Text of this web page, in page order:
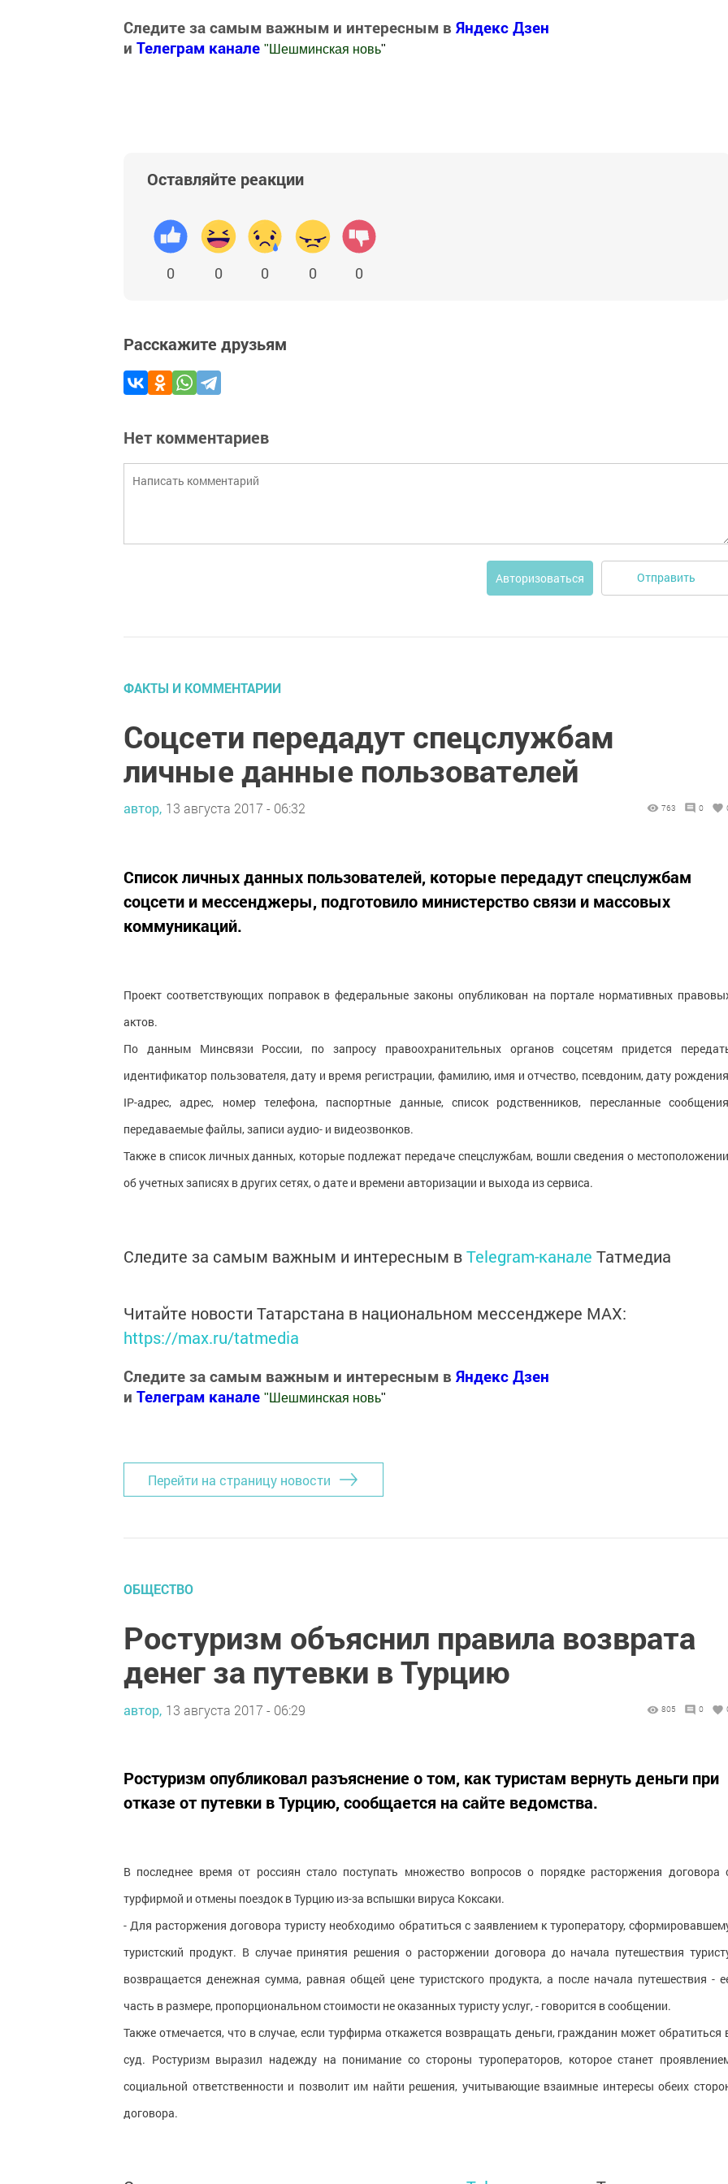
Следите за самым важным и интересным в Яндекс Дзен
и Телеграм канале " Шешминская новь"
Оставляйте реакции
0 0 0 0 0
Расскажите друзьям
Нет комментариев
Авторизоваться Отправить
ФАКТЫ И КОММЕНТАРИИ
Соцсети передадут спецслужбам
личные данные пользователей
автор, 13 августа 2017 - 06:32 763 0
Список личных данных пользователей, которые передадут спецслужбам
соцсети и мессенджеры, подготовило министерство связи и массовых
коммуникаций.
Проект соответствующих поправок в федеральные законы опубликован на портале нормативных
актов.
По данным Минсвязи России, по запросу правоохранительных органов соцсетям придется
идентификатор пользователя, дату и время регистрации, фамилию, имя и отчество, псевдоним, дату
IP-адрес, адрес, номер телефона, паспортные данные, список родственников, пересланные
передаваемые файлы, записи аудио- и видеозвонков.
Также в список личных данных, которые подлежат передаче спецслужбам, вошли сведения о
об учетных записях в других сетях, о дате и времени авторизации и выхода из сервиса.
Следите за самым важным и интересным вTelegram-канале Татмедиа
Читайте новости Татарстана в национальном мессенджере MАХ:
https://max.ru/tatmedia
Следите за самым важным и интересным в Яндекс Дзен
и Телеграм канале " Шешминская новь"
Перейти на страницу новости
ОБЩЕСТВО
Ростуризм объяснил правила возврата
денег за путевки в Турцию
автор, 13 августа 2017 - 06:29 805 0
Ростуризм опубликовал разъяснение о том, как туристам вернуть деньги при
отказе от путевки в Турцию, сообщается на сайте ведомства.
В последнее время от россиян стало поступать множество вопросов о порядке расторжения договора
турфирмой и отмены поездок в Турцию из-за вспышки вируса Коксаки.
- Для расторжения договора туристу необходимо обратиться с заявлением к туроператору,
туристский продукт. В случае принятия решения о расторжении договора до начала путешествия
возвращается денежная сумма, равная общей цене туристского продукта, а после начала путешествия -
часть в размере, пропорциональном стоимости не оказанных туристу услуг, - говорится в сообщении.
Также отмечается, что в случае, если турфирма откажется возвращать деньги, гражданин может обратиться
суд. Ростуризм выразил надежду на понимание со стороны туроператоров, которое станет
социальной ответственности и позволит им найти решения, учитывающие взаимные интересы обеих
договора.